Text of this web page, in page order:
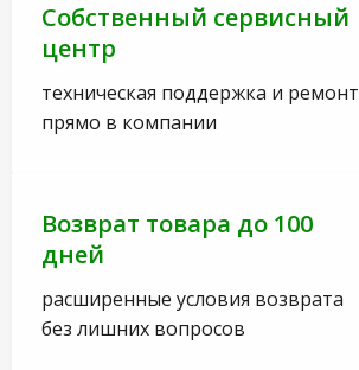
Собственный сервисный
центр
техническая поддержка и ремонт
прямо в компании
Возврат товара до 100
дней
расширенные условия возврата
без лишних вопросов